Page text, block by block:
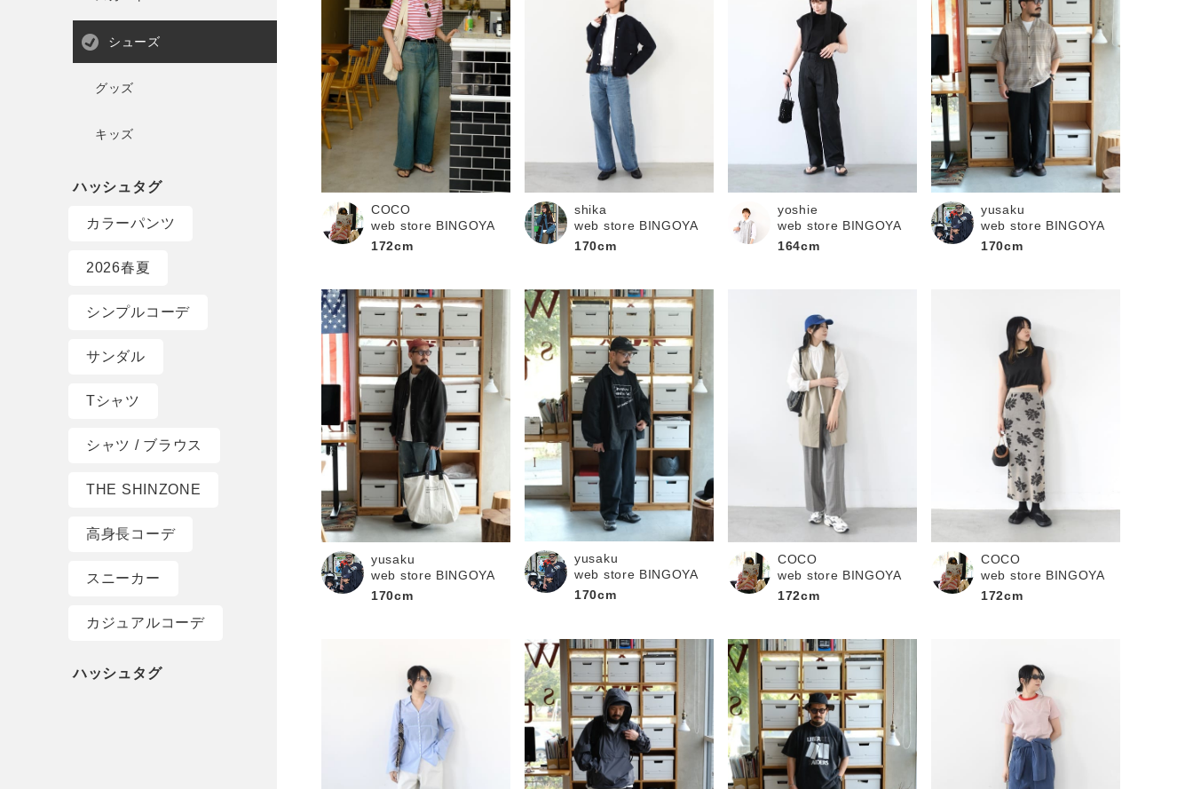
シューズ
グッズ
キッズ
カラーパンツ
2026春夏
シンプルコーデ
サンダル
Tシャツ
シャツ / ブラウス
THE SHINZONE
高身長コーデ
スニーカー
カジュアルコーデ
COCO
web store BINGOYA
172cm
shika
web store BINGOYA
170cm
yoshie
web store BINGOYA
164cm
yusaku
web store BINGOYA
170cm
yusaku
web store BINGOYA
170cm
yusaku
web store BINGOYA
170cm
COCO
web store BINGOYA
172cm
COCO
web store BINGOYA
172cm